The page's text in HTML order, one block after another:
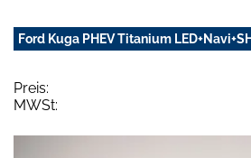
Ford Kuga PHEV Titanium
Preis:
MWSt: